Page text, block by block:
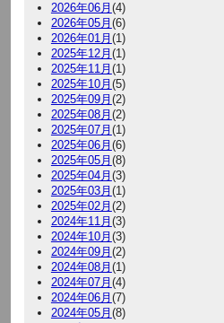
2026年06月 (4)
2026年05月 (6)
2026年01月 (1)
2025年12月 (1)
2025年11月 (1)
2025年10月 (5)
2025年09月 (2)
2025年08月 (2)
2025年07月 (1)
2025年06月 (6)
2025年05月 (8)
2025年04月 (3)
2025年03月 (1)
2025年02月 (2)
2024年11月 (3)
2024年10月 (3)
2024年09月 (2)
2024年08月 (1)
2024年07月 (4)
2024年06月 (7)
2024年05月 (8)